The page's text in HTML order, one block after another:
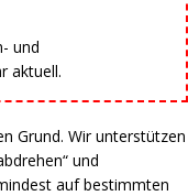
und
aktuell.
Grund. Wir unterstützen
und
auf bestimmten